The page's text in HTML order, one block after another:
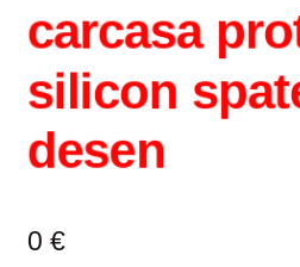
carcasa
silicon
desen
0 €